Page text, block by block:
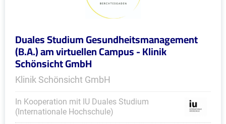
Duales Studium Gesundheitsmanagement
(B.A.) am virtuellen Campus - Klinik
Schönsicht GmbH
Klinik Schönsicht GmbH
In Kooperation mit IU Duales Studium
(Internationale Hochschule)